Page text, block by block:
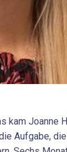
kam Joanne
Aufgabe,